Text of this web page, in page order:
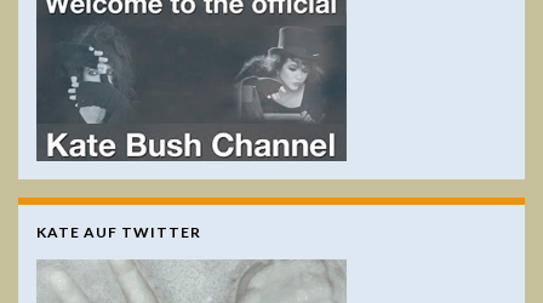
KATE AUF TWITTER